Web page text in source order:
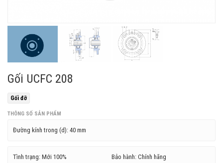
Gối UCFC 208
Gối đỡ
THÔNG SỐ SẢN PHẨM
Đường kính trong (d): 40 mm
Tình trạng: Mới 100%
Bảo hành: Chính hãng